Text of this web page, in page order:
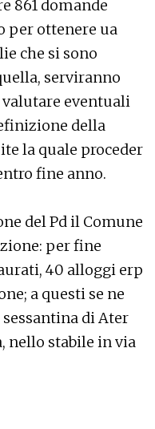
861 domande
per ottenere ua
che si sono
serviranno
eventuali
della
la quale proceder
fine anno.
del Pd il Comune
per fine
40 alloggi erp
a questi se ne
di Ater
nello stabile in via